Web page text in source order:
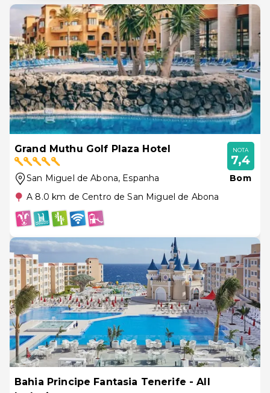
Grand Muthu Golf Plaza Hotel
San Miguel de Abona, Espanha
A 8.0 km de Centro de San Miguel de Abona
NOTA
7,4
Bom
Bahia Principe Fantasia Tenerife - All